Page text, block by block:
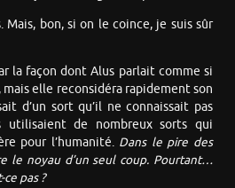
Mais, bon, si on le coince, je suis sûr
la façon dont Alus parlait comme si
elle reconsidéra rapidement son
d’un sort qu’il ne connaissait pas
utilisaient de nombreux sorts qui
pour l’humanité. Dans le pire des
le noyau d’un seul coup. Pourtant…
pas ?